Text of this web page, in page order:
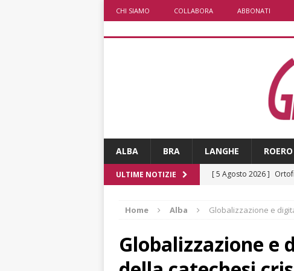
CHI SIAMO COLLABORA ABBONATI
ALBA BRA LANGHE ROERO
ULTIME NOTIZIE [ 5 Agosto 2026 ]
[ 5 Agosto 2026 ] Aib
incendi
ALTRE
Home Alba Globalizzazione e
Globalizzazione e